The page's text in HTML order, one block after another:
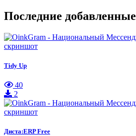
Последние добавленные
Tidy Up
40
2
Диста:ERP Free